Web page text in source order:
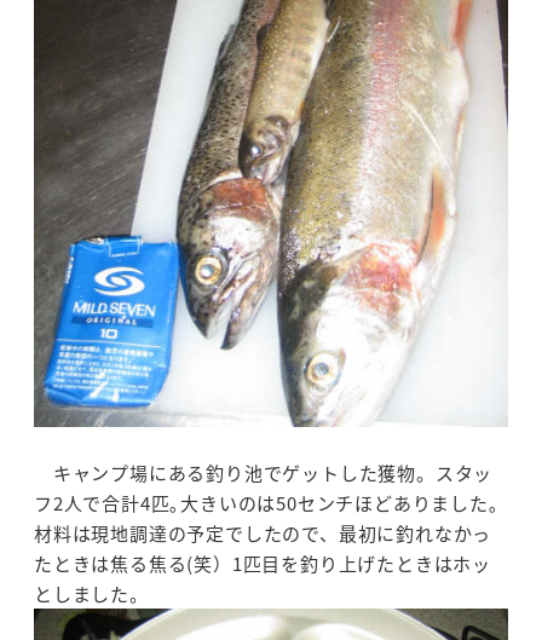
キャンプ場にある釣り池でゲットした獲物。スタッ
フ2人で合計4匹｡大きいのは50センチほどありました｡
材料は現地調達の予定でしたので、最初に釣れなかっ
たときは焦る焦る(笑）1匹目を釣り上げたときはホッ
としました。